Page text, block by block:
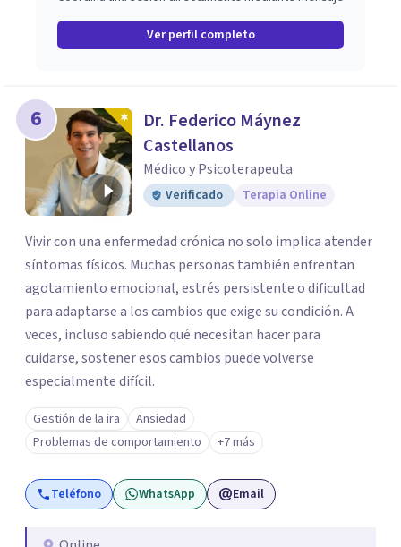
Ver perfil completo
6
Dr. Federico Máynez
Castellanos
Médico y Psicoterapeuta
Verificado Terapia Online
Vivir con una enfermedad crónica no solo implica atender
síntomas físicos. Muchas personas también enfrentan
agotamiento emocional, estrés persistente o dificultad
para adaptarse a los cambios que exige su condición. A
veces, incluso sabiendo qué necesitan hacer para
cuidarse, sostener esos cambios puede volverse
especialmente difícil.
Gestión de la ira
Ansiedad
Problemas de comportamiento
+7 más
Teléfono WhatsApp Email